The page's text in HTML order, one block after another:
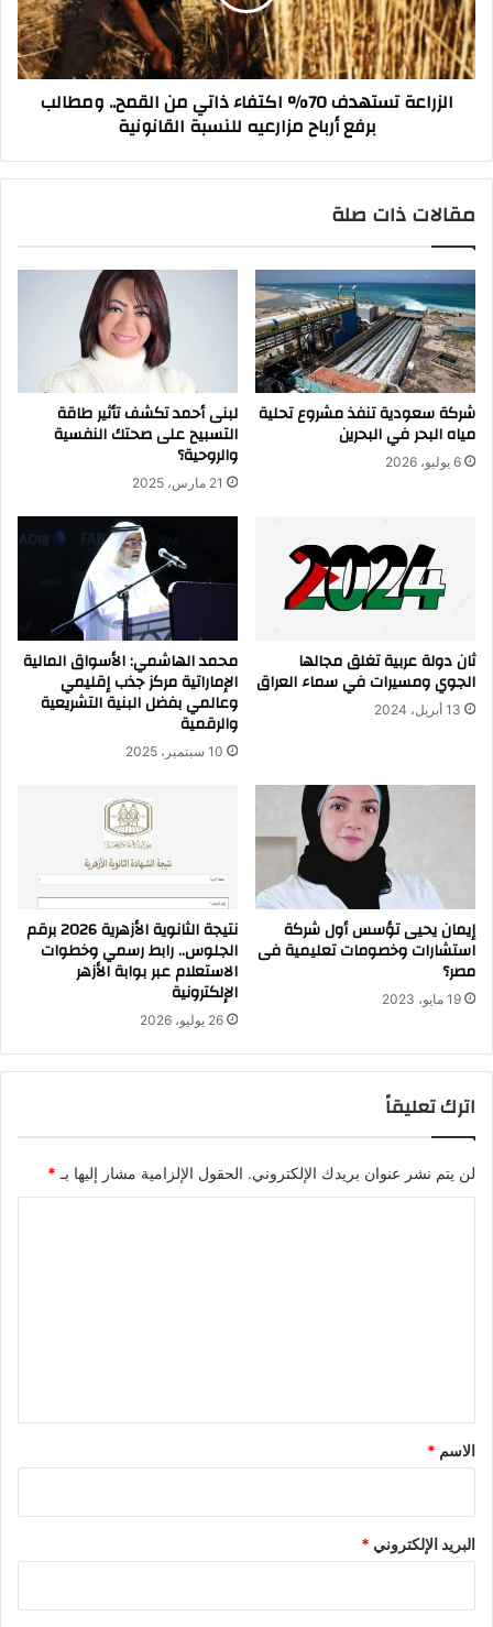
من
القمح..
ومطالب
برفع
أرباح
الزراعة تستهدف 70% اكتفاء ذاتي من القمح.. ومطالب
برفع أرباح مزارعيه للنسبة القانونية
مقالات ذات صلة
شركة سعودية تنفذ مشروع تحلية
مياه البحر في البحرين
6 يوليو، 2026
لبنى أحمد تكشف تأثير طاقة
التسبيح على صحتك النفسية
والروحية؟
21 مارس، 2025
ثان دولة عربية تغلق مجالها
الجوي ومسيرات في سماء العراق
13 أبريل، 2024
محمد الهاشمي: الأسواق المالية
الإماراتية مركز جذب إقليمي
وعالمي بفضل البنية التشريعية
والرقمية
10 سبتمبر، 2025
إيمان يحيى تؤسس أول شركة
استشارات وخصومات تعليمية فى
مصر؟
19 مايو، 2023
نتيجة الثانوية الأزهرية 2026 برقم
الجلوس.. رابط رسمي وخطوات
الاستعلام عبر بوابة الأزهر
الإلكترونية
26 يوليو، 2026
اترك تعليقاً
لن يتم نشر عنوان بريدك الإلكتروني. الحقول الإلزامية مشار إليها بـ *
*
الاسم *
البريد الإلكتروني *